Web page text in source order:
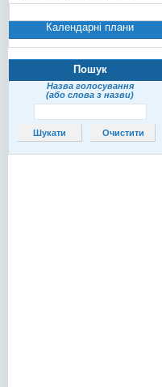
Календарні плани
Пошук
Назва голосування
(або слова з назви)